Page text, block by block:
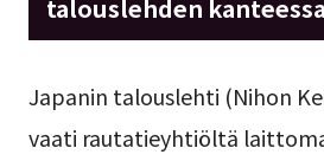
talouslehden
Japanin talouslehti (Nihon
vaati rautatieyhtiöltä